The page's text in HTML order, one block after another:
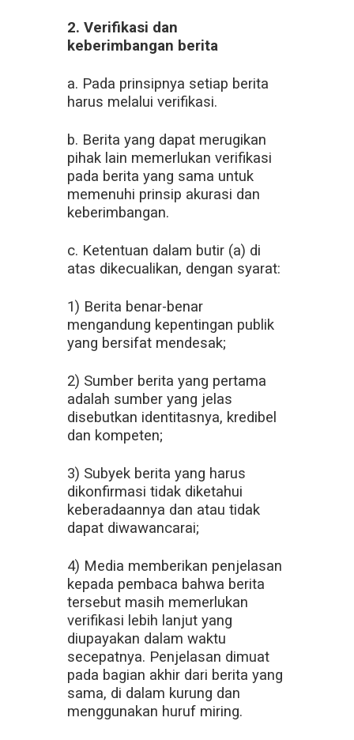
2. Verifikasi dan
keberimbangan berita
a. Pada prinsipnya setiap berita
harus melalui verifikasi.
b. Berita yang dapat merugikan
pihak lain memerlukan verifikasi
pada berita yang sama untuk
memenuhi prinsip akurasi dan
keberimbangan.
c. Ketentuan dalam butir (a) di
atas dikecualikan, dengan syarat:
1) Berita benar-benar
mengandung kepentingan publik
yang bersifat mendesak;
2) Sumber berita yang pertama
adalah sumber yang jelas
disebutkan identitasnya, kredibel
dan kompeten;
3) Subyek berita yang harus
dikonfirmasi tidak diketahui
keberadaannya dan atau tidak
dapat diwawancarai;
4) Media memberikan penjelasan
kepada pembaca bahwa berita
tersebut masih memerlukan
verifikasi lebih lanjut yang
diupayakan dalam waktu
secepatnya. Penjelasan dimuat
pada bagian akhir dari berita yang
sama, di dalam kurung dan
menggunakan huruf miring.